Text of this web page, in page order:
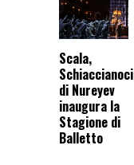
Scala,
Schiaccianoci
di Nureyev
inaugura la
Stagione di
Balletto